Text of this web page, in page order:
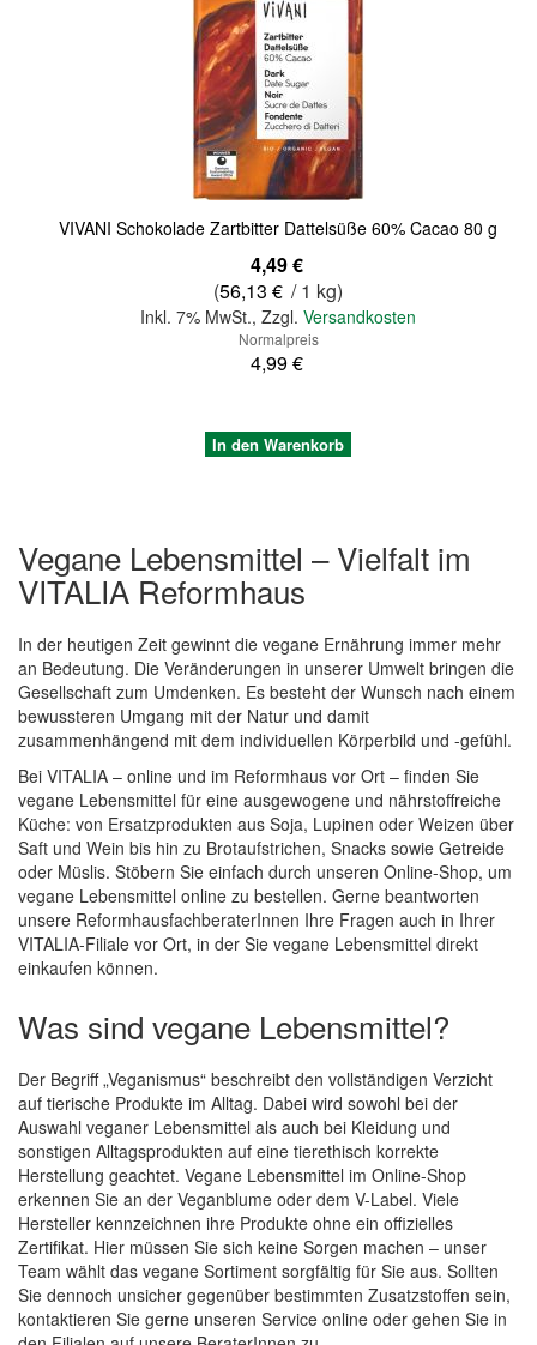
VIVANI Schokolade Zartbitter Dattelsüße 60% Cacao 80 g
4,49 €
(56,13 € / 1 kg)
Inkl. 7% MwSt.,Zzgl.Versandkosten
Normalpreis
4,99 €
Quickview
In den Warenkorb
Vegane Lebensmittel – Vielfalt im
VITALIA Reformhaus
In der heutigen Zeit gewinnt die vegane Ernährung immer mehr
an Bedeutung. Die Veränderungen in unserer Umwelt bringen die
Gesellschaft zum Umdenken. Es besteht der Wunsch nach einem
bewussteren Umgang mit der Natur und damit
zusammenhängend mit dem individuellen Körperbild und -gefühl.
Bei VITALIA – online und im Reformhaus vor Ort – finden Sie
vegane Lebensmittel für eine ausgewogene und nährstoffreiche
Küche: von Ersatzprodukten aus Soja, Lupinen oder Weizen über
Saft und Wein bis hin zu Brotaufstrichen, Snacks sowie Getreide
oder Müslis. Stöbern Sie einfach durch unseren Online-Shop, um
vegane Lebensmittel online zu bestellen. Gerne beantworten
unsere ReformhausfachberaterInnen Ihre Fragen auch in Ihrer
VITALIA-Filiale vor Ort, in der Sie vegane Lebensmittel direkt
einkaufen können.
Was sind vegane Lebensmittel?
Der Begriff „Veganismus“ beschreibt den vollständigen Verzicht
auf tierische Produkte im Alltag. Dabei wird sowohl bei der
Auswahl veganer Lebensmittel als auch bei Kleidung und
sonstigen Alltagsprodukten auf eine tierethisch korrekte
Herstellung geachtet. Vegane Lebensmittel im Online-Shop
erkennen Sie an der Veganblume oder dem V-Label. Viele
Hersteller kennzeichnen ihre Produkte ohne ein offizielles
Zertifikat. Hier müssen Sie sich keine Sorgen machen – unser
Team wählt das vegane Sortiment sorgfältig für Sie aus. Sollten
Sie dennoch unsicher gegenüber bestimmten Zusatzstoffen sein,
kontaktieren Sie gerne unseren Service online oder gehen Sie in